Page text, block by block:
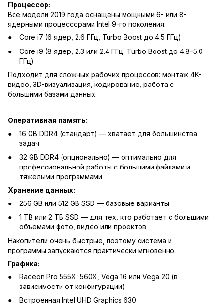
Процессор:
Все модели 2019 года оснащены мощными 6- или 8-
ядерными процессорами Intel 9-го поколения:
Core i7 (6 ядер, 2.6 ГГц, Turbo Boost до 4.5 ГГц)
Core i9 (8 ядер, 2.3 или 2.4 ГГц, Turbo Boost до 4.8–5.0
ГГц)
Подходит для сложных рабочих процессов: монтаж 4K-
видео, 3D-визуализация, кодирование, работа с
большими базами данных.
Оперативная память:
16 GB DDR4 (стандарт) — хватает для большинства
задач
32 GB DDR4 (опционально) — оптимально для
профессиональной работы с большими файлами и
тяжёлыми программами
Хранение данных:
256 GB или 512 GB SSD — базовые варианты
1 TB или 2 TB SSD — для тех, кто работает с большими
объёмами фото, видео или проектов
Накопители очень быстрые, поэтому система и
программы запускаются практически мгновенно.
Графика:
Radeon Pro 555X, 560X, Vega 16 или Vega 20 (в
зависимости от конфигурации)
Встроенная Intel UHD Graphics 630